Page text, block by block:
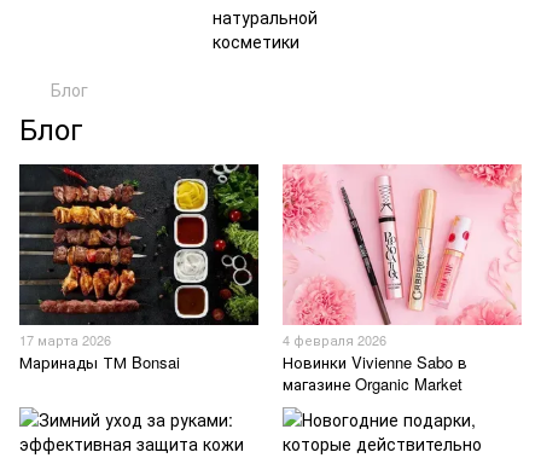
Блог
Блог
17 марта 2026
Маринады ТМ Bonsai
4 февраля 2026
Новинки Vivienne Sabo в
магазине Organic Market